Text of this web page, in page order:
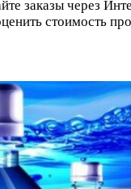
заказы через
стоимость